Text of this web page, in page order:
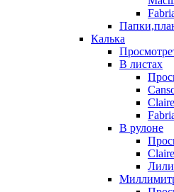
Калька
В листах
В рулоне